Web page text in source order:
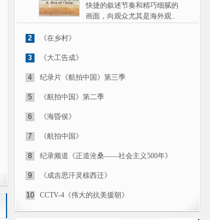
快捷的叙述节奏和精巧细腻的
画面，向观众尤其是海外观..
2 《在乡村》
3 《大工告成》
4 纪录片《航拍中国》第三季
5 《航拍中国》第二季
6 《海昏侯》
7 《航拍中国》
8 纪录频道《正道沧桑——社会主义500年》
9 《成吉思汗灵榇西迁》
10 CCTV-4《伟大的抗美援朝》